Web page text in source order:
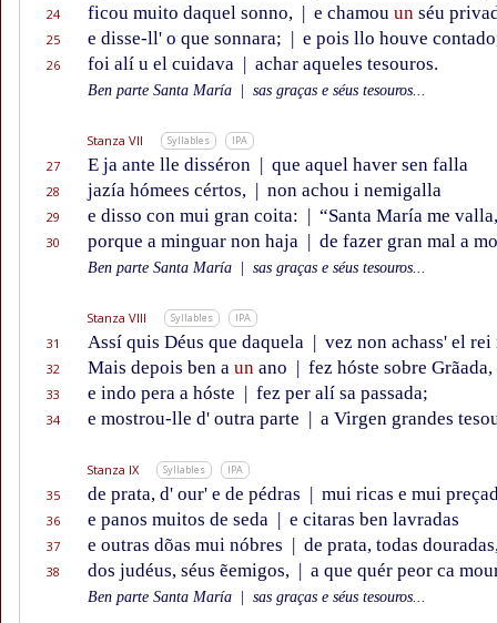
24 ficou muito daquel sonno, | e chamou un séu
25 e disse-ll' o que sonnara; | e pois llo houve
26 foi alí u el cuidava | achar aqueles tesouros.
Ben parte Santa María sas graças e séus tesouros...
Stanza VII Syllables IPA
27 E ja ante lle disséron | que aquel haver sen falla
28 jazía hómees cértos, | non achou i nemigalla
29 e disso con mui gran coita: | “Santa María me valla,
30 porque a minguar non haja | de fazer gran mal a
Ben parte Santa María sas graças e séus tesouros...
Stanza VIII Syllables IPA
31 Assí quis Déus que daquela | vez non achass' el rei
32 Mais depois ben a un ano | fez hóste sobre Grãada,
33 e indo pera a hóste | fez per alí sa passada;
34 e mostrou-lle d' outra parte | a Virgen grandes
Stanza IX Syllables IPA
35 de prata, d' our' e de pédras | mui ricas e mui
36 e panos muitos de seda | e citaras ben lavradas
37 e outras dõas mui nóbres | de prata, todas
38 dos judéus, séus ẽemigos, | a que quér peor ca
Ben parte Santa María sas graças e séus tesouros...